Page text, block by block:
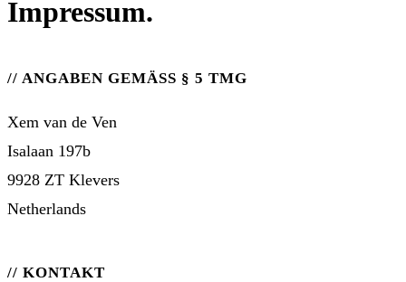
Impressum.
ANGABEN GEMÄSS § 5 TMG
Xem van de Ven
Isalaan 197b
9928 ZT Klevers
Netherlands
KONTAKT